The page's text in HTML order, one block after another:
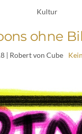
Kultur
ohne
| Robert von Cube